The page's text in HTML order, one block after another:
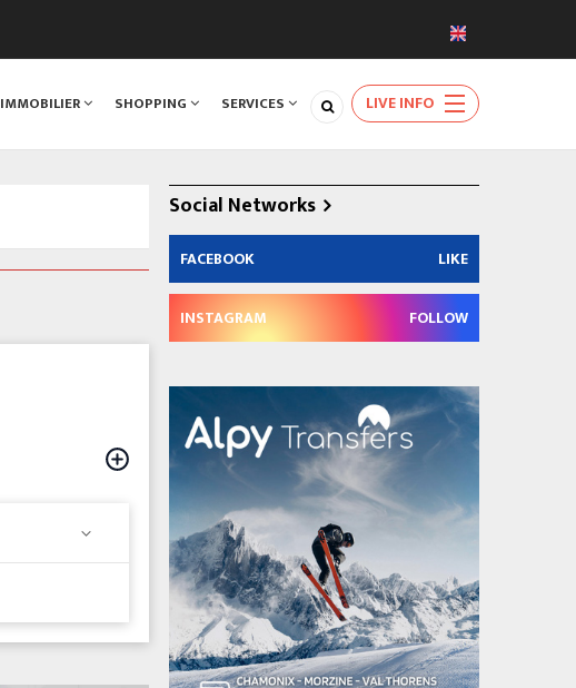
IMMOBILIER SHOPPING SERVICES LIVE INFO
Social Networks
FACEBOOK LIKE
INSTAGRAM FOLLOW